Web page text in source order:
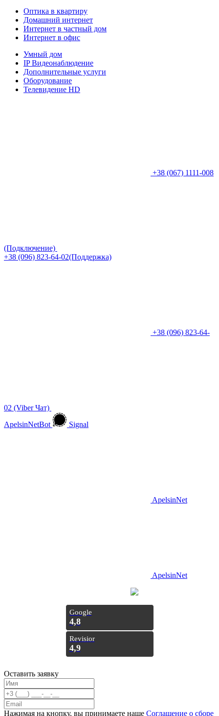
Оптика в квартиру
Домашний интернет
Интернет в частный дом
Интернет в офис
Умный дом
IP Видеонаблюдение
Дополнительные услуги
Оборудование
Телевидение HD
+38 (067) 1111-008
(Подключение)
+38 (096) 823-64-02(Поддержка)
+38 (096) 823-64-
02 (Viber Чат)
ApelsinNetBot
Signal
ApelsinNet
ApelsinNet
Google
4,8
Revisior
4,9
Оставить заявку
Нажимая на кнопку, вы принимаете наше Соглашение о сборе